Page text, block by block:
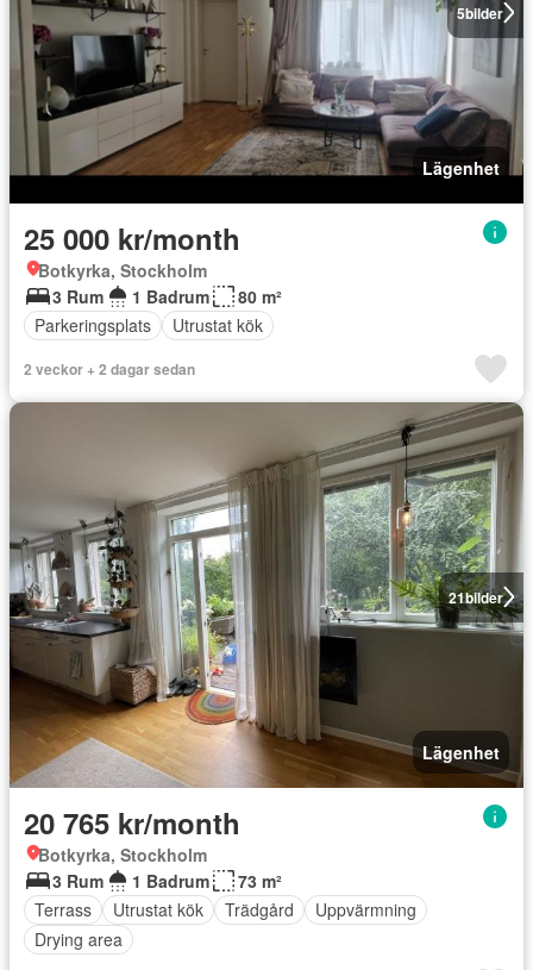
5bilder
Lägenhet
25 000 kr/month
Botkyrka, Stockholm
3 Rum
1 Badrum
80 m²
Parkeringsplats
Utrustat kök
2 veckor + 2 dagar sedan
21bilder
Lägenhet
20 765 kr/month
Botkyrka, Stockholm
3 Rum
1 Badrum
73 m²
Terrass
Utrustat kök Trädgård
Uppvärmning
Drying area